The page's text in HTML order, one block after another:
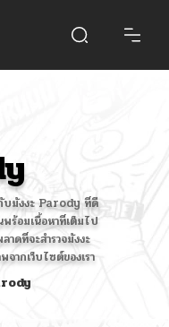
มังงะ Parody ที่ดี
ร้อมเนื้อหาที่เต็มไป
ดที่จะสำรวจมังงะ
ากเว็บไซต์ของเรา